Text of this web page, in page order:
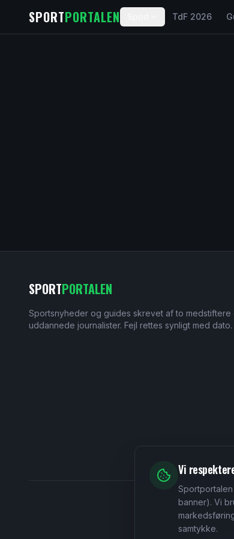
SPORTPORTALEN TdF 2026
SPORTPORTALEN
Sportsnyheder og guides skrevet af to medstiftere
uddannede journalister. Fejl rettes synligt med dato.
Vi
banner). Vi
samtykke.